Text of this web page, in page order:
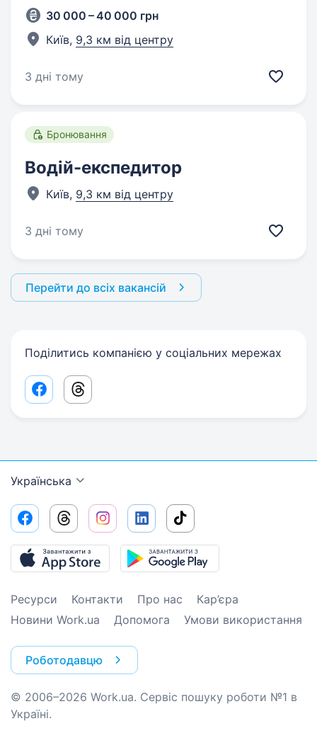
30 000 – 40 000 грн
Київ, 9,3 км від центру
3 дні тому
Бронювання
Водій-експедитор
Київ, 9,3 км від центру
3 дні тому
Перейти до всіх вакансій
Поділитись компанією у соціальних мережах
Facebook share link
Threads share link
Українська
Ресурси Контакти Про нас
Кар’єра
Новини Work.ua
Допомога Умови використання
Роботодавцю
© 2006–2026 Work.ua. Сервіс пошуку роботи №1 в
Україні.